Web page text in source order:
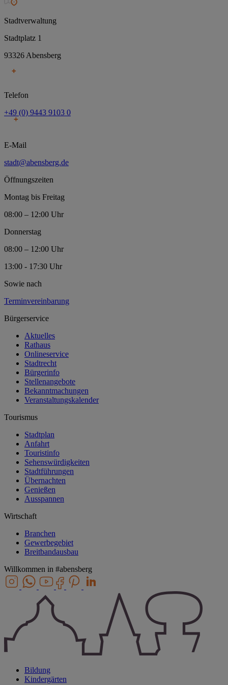
Stadtverwaltung
Stadtplatz 1
93326 Abensberg
Telefon
+49 (0) 9443 9103 0
E-Mail
stadt@abensberg.de
Öffnungszeiten
Montag bis Freitag
08:00 – 12:00 Uhr
Donnerstag
08:00 – 12:00 Uhr
13:00 - 17:30 Uhr
Sowie nach
Terminvereinbarung
Bürgerservice
Aktuelles
Rathaus
Onlineservice
Stadtrecht
Bürgerinfo
Stellenangebote
Bekanntmachungen
Veranstaltungskalender
Tourismus
Stadtplan
Anfahrt
Touristinfo
Sehenswürdigkeiten
Stadtführungen
Übernachten
Genießen
Ausspannen
Wirtschaft
Branchen
Gewerbegebiet
Breitbandausbau
Willkommen in #abensberg
Bildung
Kindergärten